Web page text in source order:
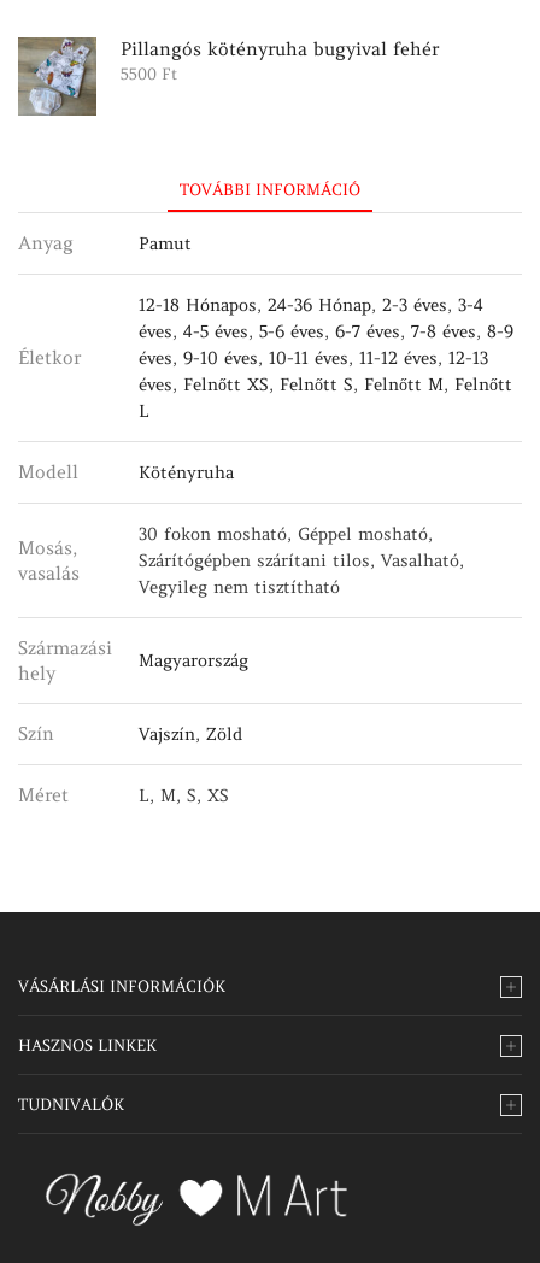
Pillangós kötényruha bugyival fehér
5500 Ft
TOVÁBBI INFORMÁCIÓ
Anyag Pamut
Életkor
12-18 Hónapos, 24-36 Hónap, 2-3 éves, 3-4
éves, 4-5 éves, 5-6 éves, 6-7 éves, 7-8 éves, 8-9
éves, 9-10 éves, 10-11 éves, 11-12 éves, 12-13
éves, Felnőtt XS, Felnőtt S, Felnőtt M, Felnőtt
L
Modell Kötényruha
Mosás,
vasalás
30 fokon mosható, Géppel mosható,
Szárítógépben szárítani tilos, Vasalható,
Vegyileg nem tisztítható
Származási
hely
Magyarország
Szín Vajszín, Zöld
Méret L, M, S, XS
VÁSÁRLÁSI INFORMÁCIÓK
HASZNOS LINKEK
TUDNIVALÓK